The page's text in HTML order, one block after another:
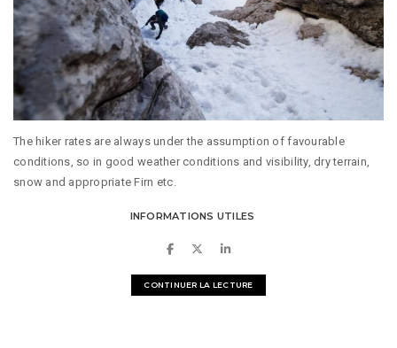
The hiker rates are always under the assumption of favourable
conditions, so in good weather conditions and visibility, dry terrain,
snow and appropriate Firn etc.
INFORMATIONS UTILES
CONTINUER LA LECTURE